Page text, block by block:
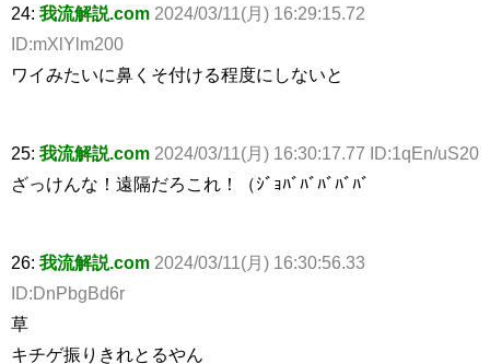
24: 我流解説.com 2024/03/11(月) 16:29:15.72
ID:mXlYlm200
ワイみたいに鼻くそ付ける程度にしないと
25: 我流解説.com 2024/03/11(月) 16:30:17.77 ID:1qEn/uS20
ざっけんな！遠隔だろこれ！（ｼﾞｮﾊﾞﾊﾞﾊﾞﾊﾞﾊﾞ
26: 我流解説.com 2024/03/11(月) 16:30:56.33
ID:DnPbgBd6r
草
キチゲ振りきれとるやん